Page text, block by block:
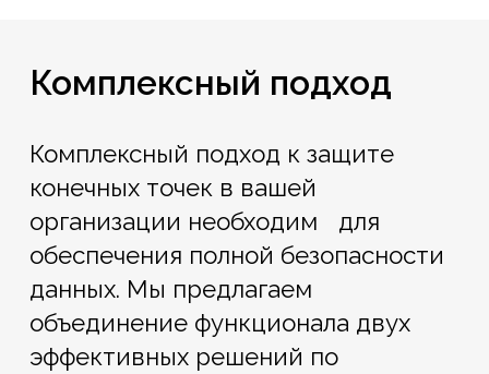
Комплексный подход
Комплексный подход к защите
конечных точек в вашей
организации необходим для
обеспечения полной безопасности
данных. Мы предлагаем
объединение функционала двух
эффективных решений по